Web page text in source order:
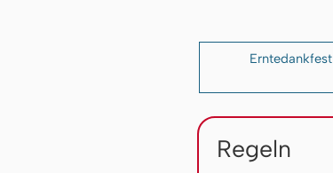
Erntedankfest
Regeln